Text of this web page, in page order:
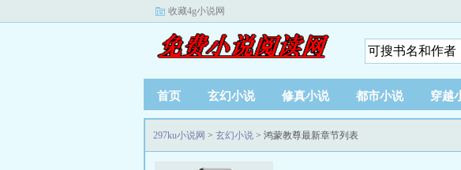
收藏4g小说网
首页 玄幻小说 修真小说 都市小说 穿越
297ku小说网 > 玄幻小说 > 鸿蒙教尊最新章节列表